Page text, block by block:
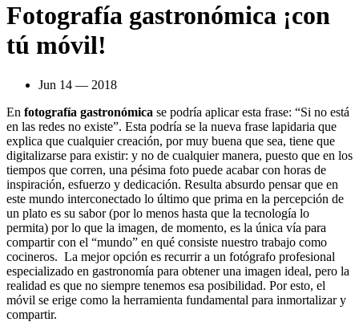
Fotografía gastronómica ¡con
tú móvil!
Jun 14 — 2018
En fotografía gastronómica se podría aplicar esta frase: “Si no está
en las redes no existe”. Esta podría se la nueva frase lapidaria que
explica que cualquier creación, por muy buena que sea, tiene que
digitalizarse para existir: y no de cualquier manera, puesto que en los
tiempos que corren, una pésima foto puede acabar con horas de
inspiración, esfuerzo y dedicación. Resulta absurdo pensar que en
este mundo interconectado lo último que prima en la percepción de
un plato es su sabor (por lo menos hasta que la tecnología lo
permita) por lo que la imagen, de momento, es la única vía para
compartir con el “mundo” en qué consiste nuestro trabajo como
cocineros. La mejor opción es recurrir a un fotógrafo profesional
especializado en gastronomía para obtener una imagen ideal, pero la
realidad es que no siempre tenemos esa posibilidad. Por esto, el
móvil se erige como la herramienta fundamental para inmortalizar y
compartir.